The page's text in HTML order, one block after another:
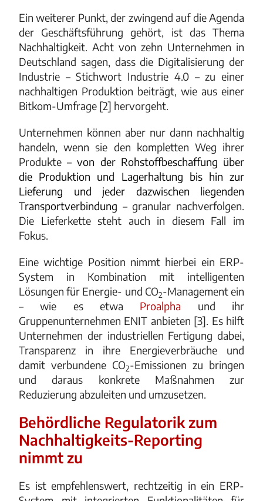
Ein weiterer Punkt, der zwingend auf die Agenda
der Geschäftsführung gehört, ist das Thema
Nachhaltigkeit. Acht von zehn Unternehmen in
Deutschland sagen, dass die Digitalisierung der
Industrie – Stichwort Industrie 4.0 – zu einer
nachhaltigen Produktion beiträgt, wie aus einer
Bitkom-Umfrage [2] hervorgeht.
Unternehmen können aber nur dann nachhaltig
handeln, wenn sie den kompletten Weg ihrer
Produkte –von der Rohstoffbeschaffung über
die Produktion und Lagerhaltung bis hin zur
Lieferung und jeder dazwischen liegenden
Transportverbindung –granular nachverfolgen.
Die Lieferkette steht auch in diesem Fall im
Fokus.
Eine wichtige Position nimmt hierbei ein ERP-
System in Kombination mit intelligenten
Lösungen für Energie- und CO2-Management ein
– wie es etwa Proalpha und ihr
Gruppenunternehmen ENIT anbieten [3]. Es hilft
Unternehmen der industriellen Fertigung dabei,
Transparenz in ihre Energieverbräuche und
damit verbundene CO2-Emissionen zu bringen
und daraus konkrete Maßnahmen zur
Reduzierung abzuleiten und umzusetzen.
Behördliche Regulatorik zum
Nachhaltigkeits-Reporting
nimmt zu
Es ist empfehlenswert, rechtzeitig in ein ERP-